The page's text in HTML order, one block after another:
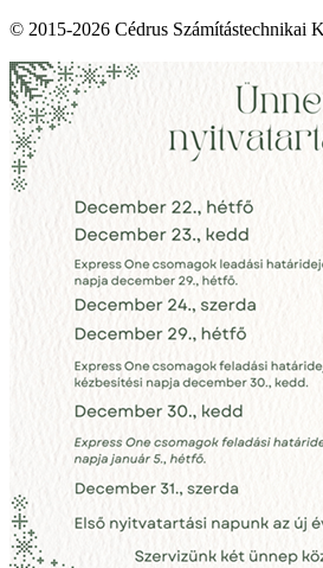
© 2015-2026 Cédrus Számítástechnikai